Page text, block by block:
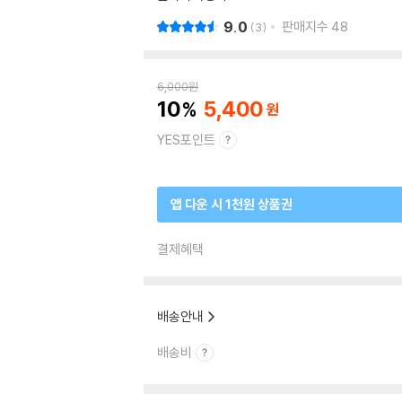
9.0 3 판매지수 48
6,000원
10 5,400
YES포인트
앱 다운 시 1천원 상품권
결제혜택
배송안내
배송비